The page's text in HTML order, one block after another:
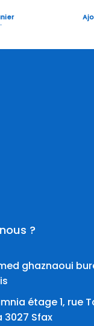
?
ghaznaoui
étage 1, rue
3027 Sfax